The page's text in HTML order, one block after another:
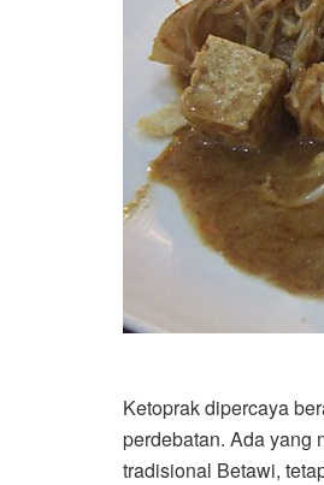
Ketoprak dipercaya
perdebatan. Ada yang
tradisional Betawi,